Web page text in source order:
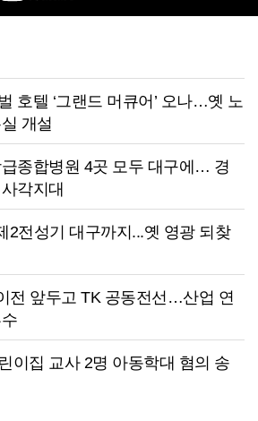
호텔 ‘그랜드 머큐어’ 오나…옛 노
개설
종합병원 4곳 모두 대구에… 경
각지대
2전성기 대구까지...옛 영광 되찾
전 앞두고 TK 공동전선…산업 연
이집 교사 2명 아동학대 혐의 송